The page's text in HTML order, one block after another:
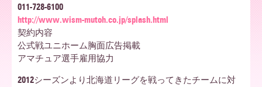
ィ
ー
011-728-6100
http://www.wism-mutoh.co.jp/splash.html
契約内容
公式戦ユニホーム胸面広告掲載
アマチュア選手雇用協力
2012シーズンより北海道リーグを戦ってきたチームに対